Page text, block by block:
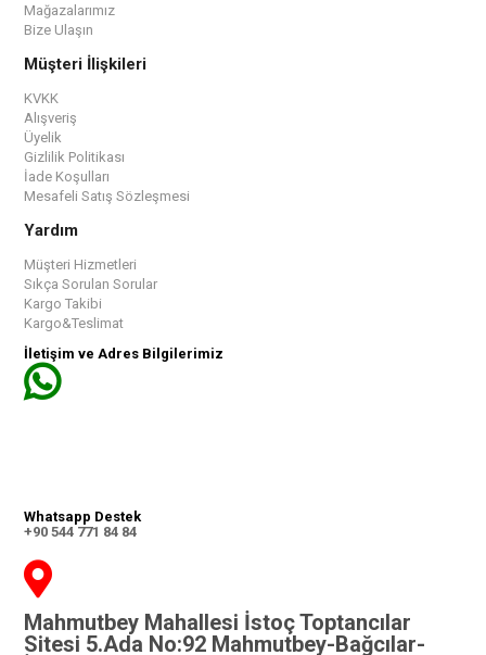
Mağazalarımız
Bize Ulaşın
Müşteri İlişkileri
KVKK
Alışveriş
Üyelik
Gizlilik Politikası
İade Koşulları
Mesafeli Satış Sözleşmesi
Yardım
Müşteri Hizmetleri
Sıkça Sorulan Sorular
Kargo Takibi
Kargo&Teslimat
İletişim ve Adres Bilgilerimiz
Whatsapp Destek
+90 544 771 84 84
Mahmutbey Mahallesi İstoç Toptancılar
Sitesi 5.Ada No:92 Mahmutbey-Bağcılar-